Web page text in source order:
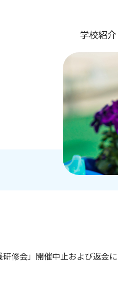
学校紹介
学校概要
研修会」開催中止および返金